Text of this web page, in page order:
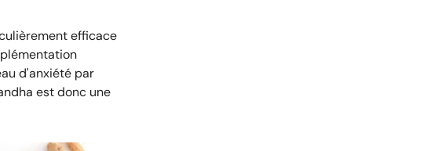
efficace
d'anxiété par
est donc une